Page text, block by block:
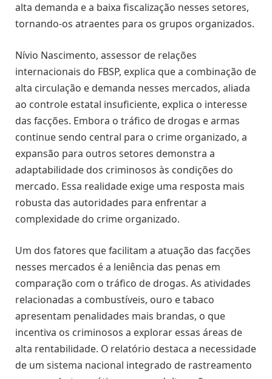
alta demanda e a baixa fiscalização nesses setores,
tornando-os atraentes para os grupos organizados.
Nívio Nascimento, assessor de relações
internacionais do FBSP, explica que a combinação de
alta circulação e demanda nesses mercados, aliada
ao controle estatal insuficiente, explica o interesse
das facções. Embora o tráfico de drogas e armas
continue sendo central para o crime organizado, a
expansão para outros setores demonstra a
adaptabilidade dos criminosos às condições do
mercado. Essa realidade exige uma resposta mais
robusta das autoridades para enfrentar a
complexidade do crime organizado.
Um dos fatores que facilitam a atuação das facções
nesses mercados é a leniência das penas em
comparação com o tráfico de drogas. As atividades
relacionadas a combustíveis, ouro e tabaco
apresentam penalidades mais brandas, o que
incentiva os criminosos a explorar essas áreas de
alta rentabilidade. O relatório destaca a necessidade
de um sistema nacional integrado de rastreamento